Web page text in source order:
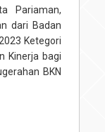
Pariaman,
dari Badan
Ketegori
Kinerja bagi
BKN